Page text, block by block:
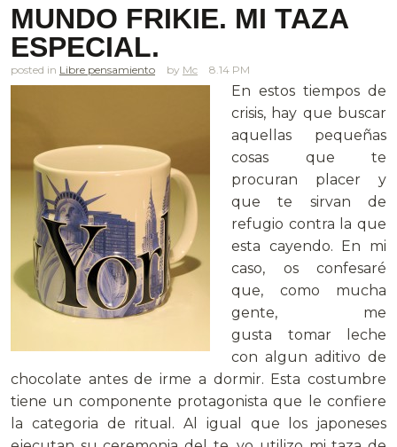
MUNDO FRIKIE. MI TAZA
ESPECIAL.
posted in Libre pensamiento Mc 8.14 PM
En estos tiempos de
crisis, hay que buscar
aquellas pequeñas
cosas que te
procuran placer y
que te sirvan de
refugio contra la que
esta cayendo. En mi
caso, os confesaré
que, como mucha
gente, me
gusta tomar leche
con algun aditivo de
chocolate antes de irme a dormir. Esta costumbre
tiene un componente protagonista que le confiere
la categoria de ritual. Al igual que los japoneses